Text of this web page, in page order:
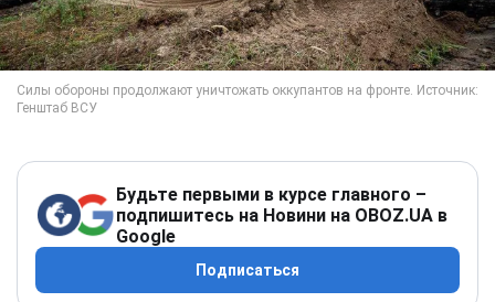
Будьте первыми в курсе главного –
подпишитесь на Новини на OBOZ.UA в
Google
Подписаться